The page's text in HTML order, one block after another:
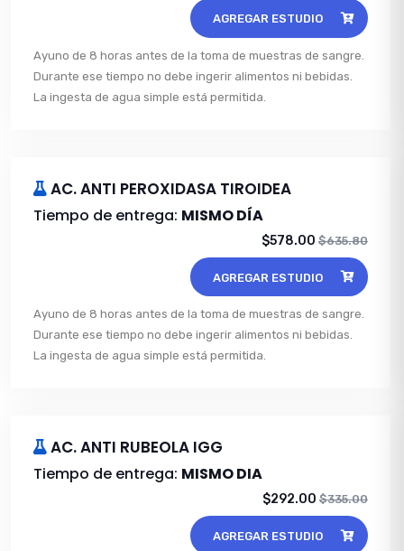
AGREGAR ESTUDIO
Ayuno de 8 horas antes de la toma de muestras de sangre.
Durante ese tiempo no debe ingerir alimentos ni bebidas.
La ingesta de agua simple está permitida.
AC. ANTI PEROXIDASA TIROIDEA
Tiempo de entrega: MISMO DÍA
$578.00 $635.80
AGREGAR ESTUDIO
Ayuno de 8 horas antes de la toma de muestras de sangre.
Durante ese tiempo no debe ingerir alimentos ni bebidas.
La ingesta de agua simple está permitida.
AC. ANTI RUBEOLA IGG
Tiempo de entrega: MISMO DIA
$292.00 $335.00
AGREGAR ESTUDIO